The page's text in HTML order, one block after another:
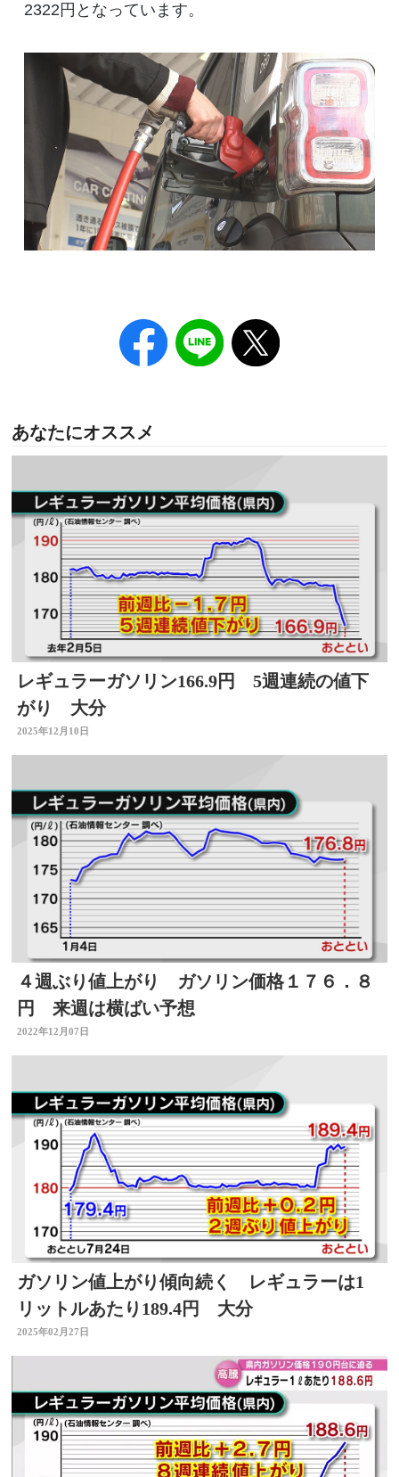
2322円となっています。
あなたにオススメ
レギュラーガソリン166.9円 5週連続の値下
がり 大分
2025年12月10日
４週ぶり値上がり ガソリン価格１７６．８
円 来週は横ばい予想
2022年12月07日
ガソリン値上がり傾向続く レギュラーは1
リットルあたり189.4円 大分
2025年02月27日